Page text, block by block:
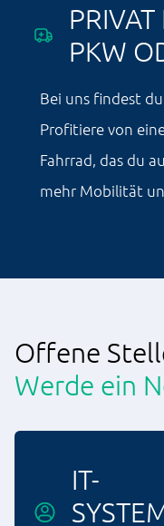
PKW
Bei uns findest
Profitiere von
Fahrrad, das du
mehr Mobilität
Offene
Werde ein
IT-